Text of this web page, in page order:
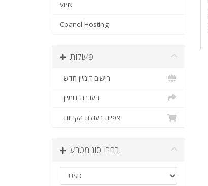
VPN
Cpanel Hosting
פעולות
רישום דומיין חדש
העברת דומיין
צפייה בעגלת הקניות
בחרו סוג מטבע